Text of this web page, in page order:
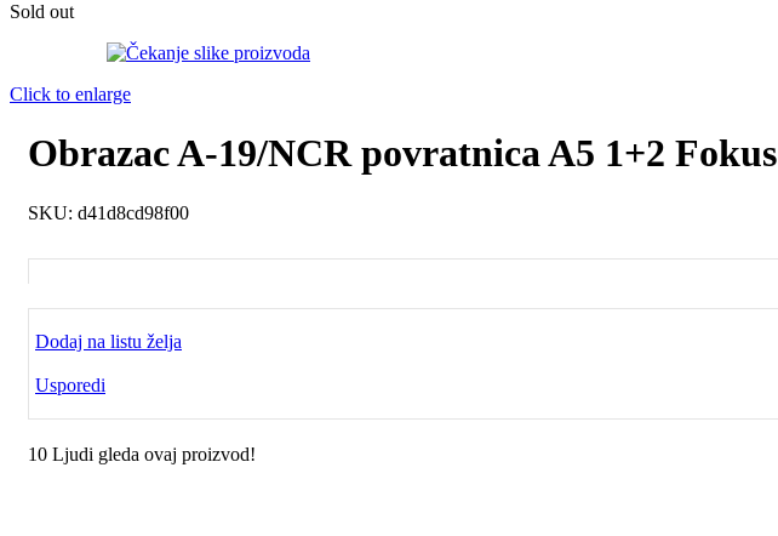
Sold out
Click to enlarge
Obrazac A-19/NCR povratnica A5 1+2 Fokus
SKU: d41d8cd98f00
Dodaj na listu želja
Usporedi
10 Ljudi gleda ovaj proizvod!